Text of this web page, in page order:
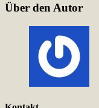
Über den Autor